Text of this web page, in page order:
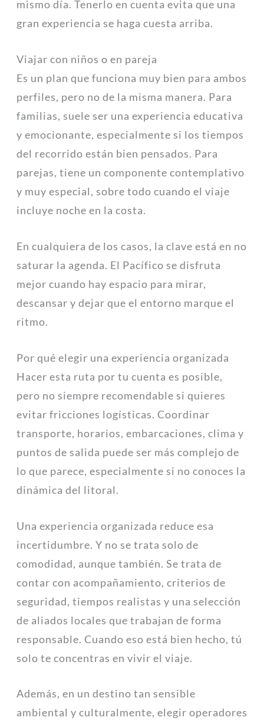
mismo día. Tenerlo en cuenta evita que una
gran experiencia se haga cuesta arriba.
Viajar con niños o en pareja
Es un plan que funciona muy bien para ambos
perfiles, pero no de la misma manera. Para
familias, suele ser una experiencia educativa
y emocionante, especialmente si los tiempos
del recorrido están bien pensados. Para
parejas, tiene un componente contemplativo
y muy especial, sobre todo cuando el viaje
incluye noche en la costa.
En cualquiera de los casos, la clave está en no
saturar la agenda. El Pacífico se disfruta
mejor cuando hay espacio para mirar,
descansar y dejar que el entorno marque el
ritmo.
Por qué elegir una experiencia organizada
Hacer esta ruta por tu cuenta es posible,
pero no siempre recomendable si quieres
evitar fricciones logísticas. Coordinar
transporte, horarios, embarcaciones, clima y
puntos de salida puede ser más complejo de
lo que parece, especialmente si no conoces la
dinámica del litoral.
Una experiencia organizada reduce esa
incertidumbre. Y no se trata solo de
comodidad, aunque también. Se trata de
contar con acompañamiento, criterios de
seguridad, tiempos realistas y una selección
de aliados locales que trabajan de forma
responsable. Cuando eso está bien hecho, tú
solo te concentras en vivir el viaje.
Además, en un destino tan sensible
ambiental y culturalmente, elegir operadores